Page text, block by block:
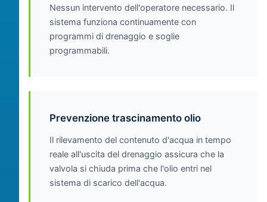
Nessun intervento dell'operatore necessario. Il
sistema funziona continuamente con
programmi di drenaggio e soglie
programmabili.
Prevenzione trascinamento olio
Il rilevamento del contenuto d'acqua in tempo
reale all'uscita del drenaggio assicura che la
valvola si chiuda prima che l'olio entri nel
sistema di scarico dell'acqua.